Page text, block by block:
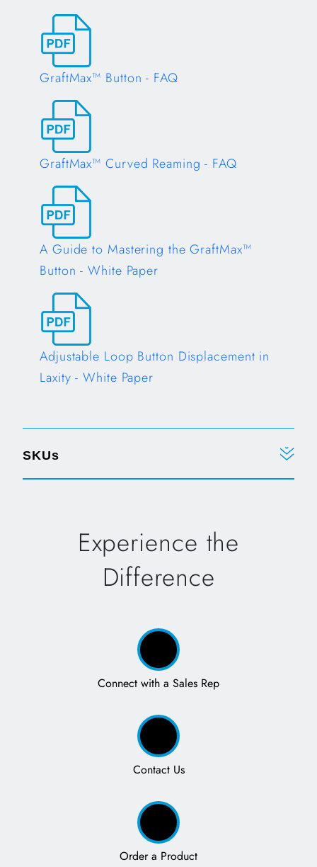
Opens in a new tab
GraftMax™ Button - FAQ
Opens in a new tab
GraftMax™ Curved Reaming - FAQ
Opens in a new tab
A Guide to Mastering the GraftMax™
Button - White Paper
Opens in a new tab
Adjustable Loop Button Displacement in
Laxity - White Paper
SKUs
Experience the
Difference
Connect with a Sales Rep
Contact Us
Order a Product